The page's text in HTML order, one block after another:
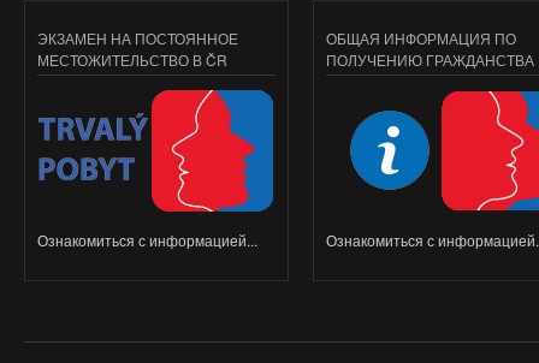
ЭКЗАМЕН НА ПОСТОЯННОЕ
МЕСТОЖИТЕЛЬСТВО В ČR
Ознакомиться с информацией...
ОБЩАЯ ИНФОРМАЦИЯ ПО
ПОЛУЧЕНИЮ ГРАЖДАНСТВА
Ознакомиться с